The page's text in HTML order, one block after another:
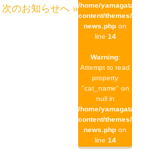
/home/yamagata/
content/themes/
news.php on
line 14
Warning:
Attempt to read
property
"cat_name" on
null in
/home/yamagata/
content/themes/
news.php on
line 14
次のお知らせへ »